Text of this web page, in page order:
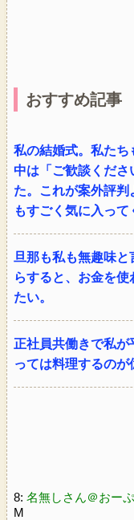
おすすめ記事
私の結婚式。私たち
中は「ご歓談くださ
た。これが案外評判
もすごく気に入って
旦那も私も無趣味
らすると、お金を
たい。
正社員共働きで私が
っては料理するのが
8: 名無しさん＠おー
M